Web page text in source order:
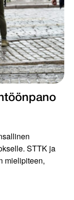
STTK ja
mielipiteen,